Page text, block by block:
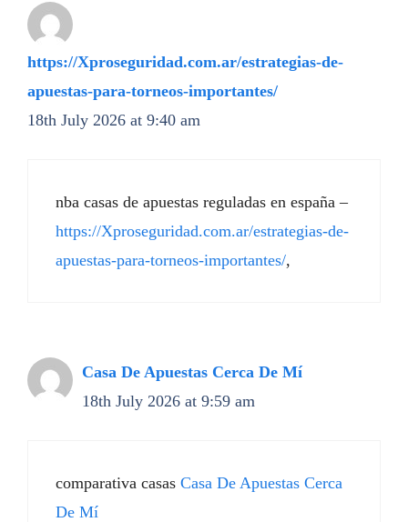
https://Xproseguridad.com.ar/estrategias-de-
apuestas-para-torneos-importantes/
18th July 2026 at 9:40 am
nba casas de apuestas reguladas en españa –
https://Xproseguridad.com.ar/estrategias-de-
apuestas-para-torneos-importantes/,
Casa De Apuestas Cerca De Mí
18th July 2026 at 9:59 am
comparativa casas Casa De Apuestas Cerca
De Mí